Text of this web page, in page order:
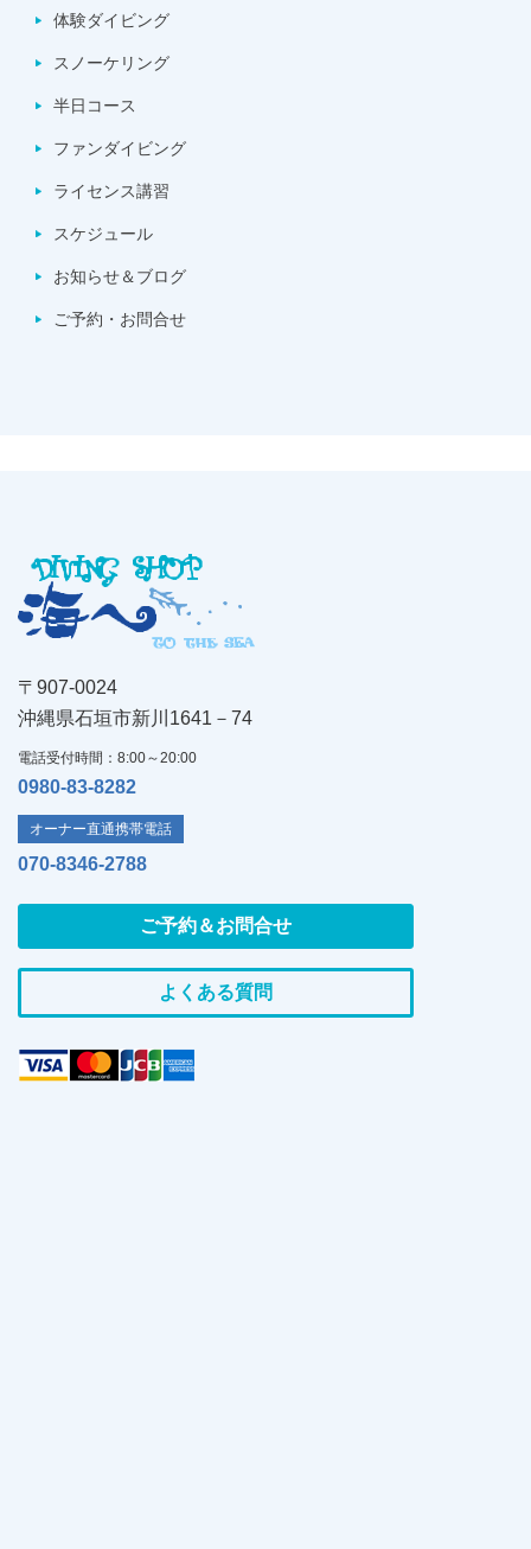
体験ダイビング
スノーケリング
半日コース
ファンダイビング
ライセンス講習
スケジュール
お知らせ＆ブログ
ご予約・お問合せ
〒907-0024
沖縄県石垣市新川1641－74
電話受付時間：8:00～20:00
0980-83-8282
オーナー直通携帯電話
070-8346-2788
ご予約＆お問合せ
よくある質問